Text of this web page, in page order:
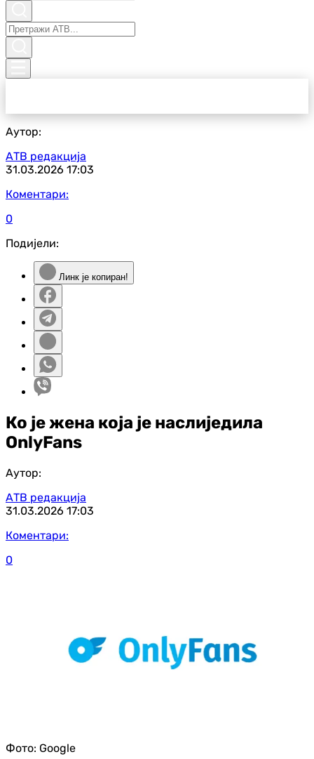
Аутор:
АТВ редакција
31.03.2026 17:03
Коментари:
0
Подијели:
Линк је копиран!
Ко је жена која је наслиједила
OnlyFans
Аутор:
АТВ редакција
31.03.2026 17:03
Коментари:
0
Фото: Google